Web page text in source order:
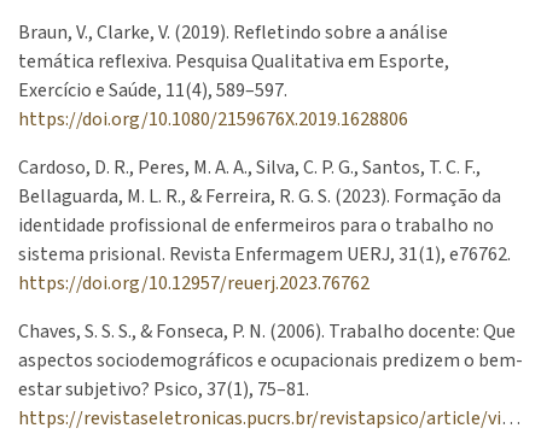
Braun, V., Clarke, V. (2019). Refletindo sobre a análise
temática reflexiva. Pesquisa Qualitativa em Esporte,
Exercício e Saúde, 11(4), 589–597.
https://doi.org/10.1080/2159676X.2019.1628806
Cardoso, D. R., Peres, M. A. A., Silva, C. P. G., Santos, T. C. F.,
Bellaguarda, M. L. R., & Ferreira, R. G. S. (2023). Formação da
identidade profissional de enfermeiros para o trabalho no
sistema prisional. Revista Enfermagem UERJ, 31(1), e76762.
https://doi.org/10.12957/reuerj.2023.76762
Chaves, S. S. S., & Fonseca, P. N. (2006). Trabalho docente: Que
aspectos sociodemográficos e ocupacionais predizem o bem-
estar subjetivo? Psico, 37(1), 75–81.
https://revistaseletronicas.pucrs.br/revistapsico/article/view/1414